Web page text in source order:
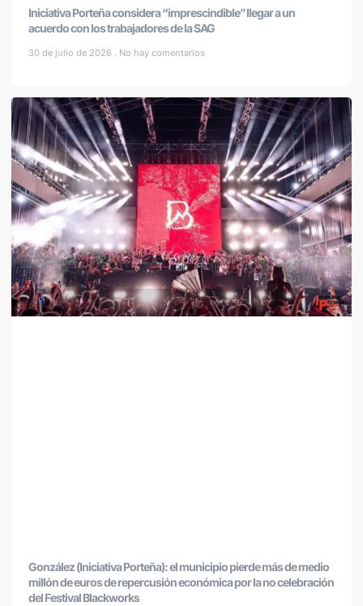
Iniciativa Porteña considera “imprescindible” llegar a un
acuerdo con los trabajadores de la SAG
30 de julio de 2026 No hay comentarios
González (Iniciativa Porteña): el municipio pierde más de medio
millón de euros de repercusión económica por la no celebración
del Festival Blackworks